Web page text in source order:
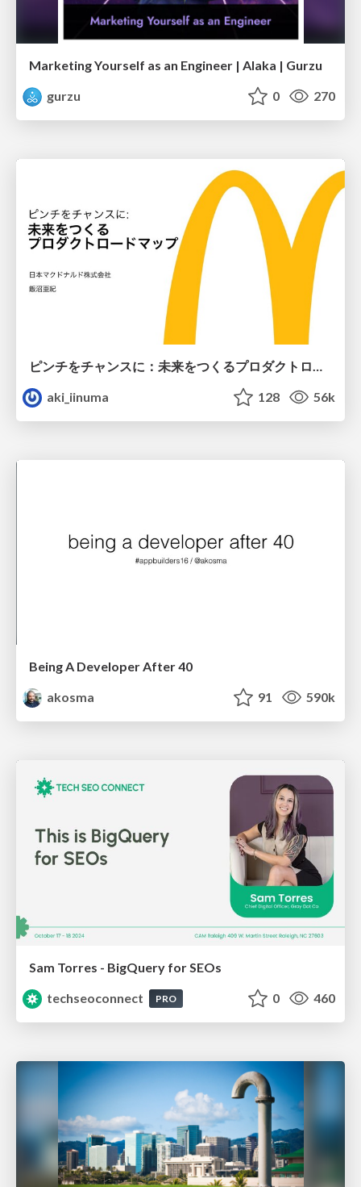
Marketing Yourself as an Engineer | Alaka | Gurzu
gurzu
0 270
ピンチをチャンスに：未来をつくるプロダクトロードマップ #pmconf2020
aki_iinuma
128 56k
Being A Developer After 40
akosma
91 590k
Sam Torres - BigQuery for SEOs
techseoconnect
PRO 0 460